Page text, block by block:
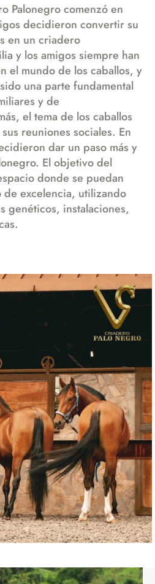
Palonegro comenzó en
decidieron convertir su
en un criadero
y los amigos siempre han
el mundo de los caballos, y
una parte fundamental
y de
el tema de los caballos
reuniones sociales. En
dar un paso más y
El objetivo del
donde se puedan
de excelencia, utilizando
genéticos, instalaciones,